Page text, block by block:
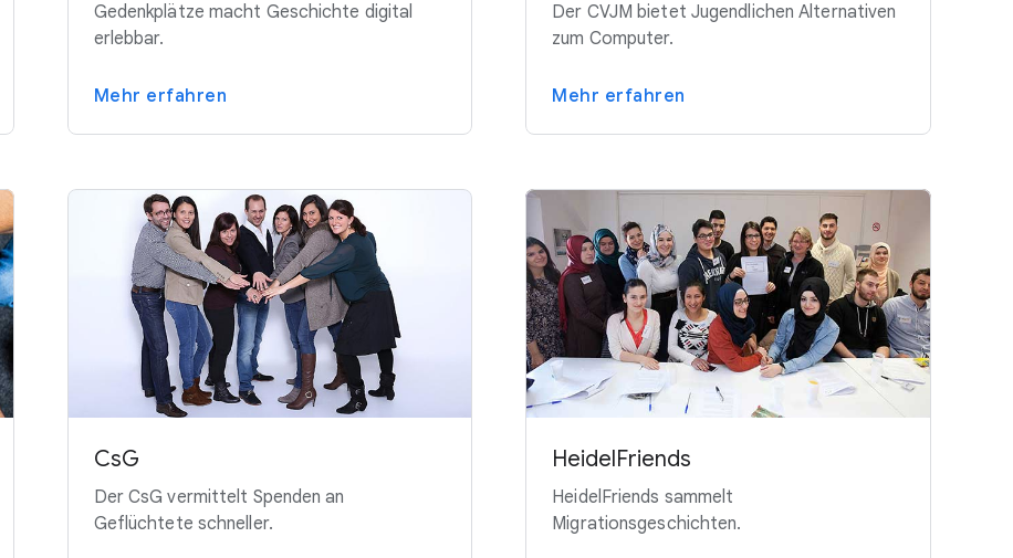
Gedenkplätze macht Geschichte digital
erlebbar.
Mehr erfahren
Der CVJM bietet Jugendlichen Alternativen
zum Computer.
Mehr erfahren
CsG
Der CsG vermittelt Spenden an
Geflüchtete schneller.
HeidelFriends
HeidelFriends sammelt
Migrationsgeschichten.